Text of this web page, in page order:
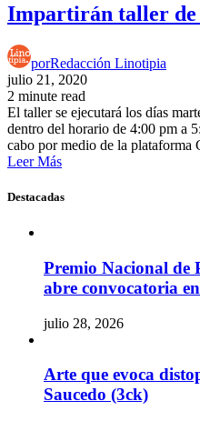
Impartirán taller de
porRedacción Linotipia
julio 21, 2020
2 minute read
El taller se ejecutará los días
dentro del horario de 4:00 pm a
cabo por medio de la plataforma
Leer Más
Destacadas
Premio Nacional de
abre convocatoria
julio 28, 2026
Arte que evoca
Saucedo (3ck)